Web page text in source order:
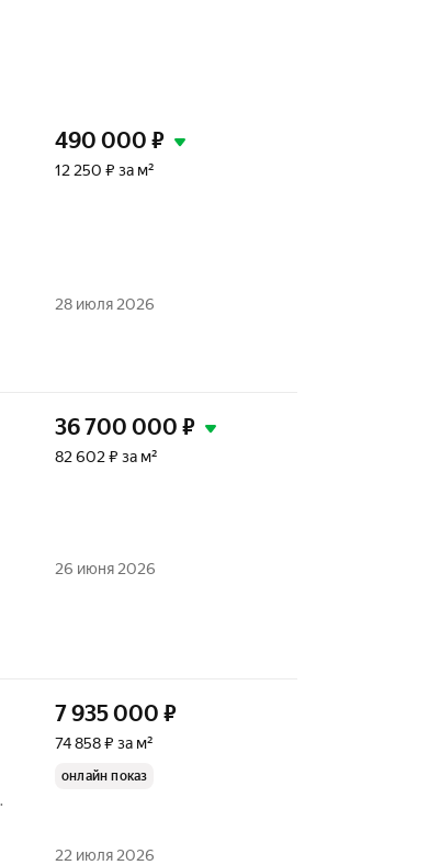
490 000 ₽
12 250 ₽ за м²
28 июля 2026
36 700 000 ₽
82 602 ₽ за м²
26 июня 2026
7 935 000 ₽
74 858 ₽ за м²
онлайн показ
22 июля 2026